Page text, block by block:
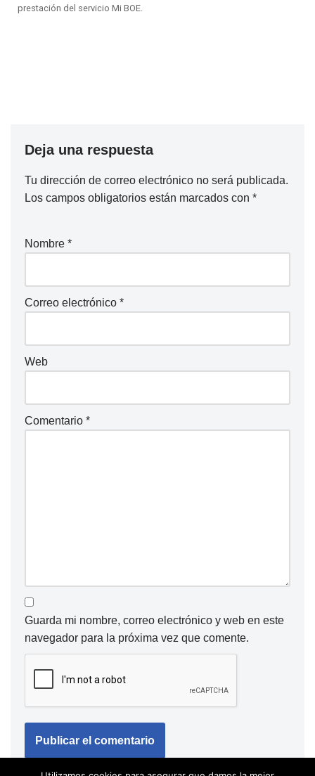
prestación del servicio Mi BOE.
Deja una respuesta
Tu dirección de correo electrónico no será publicada.
Los campos obligatorios están marcados con *
Nombre *
Correo electrónico *
Web
Comentario *
Guarda mi nombre, correo electrónico y web en este
navegador para la próxima vez que comente.